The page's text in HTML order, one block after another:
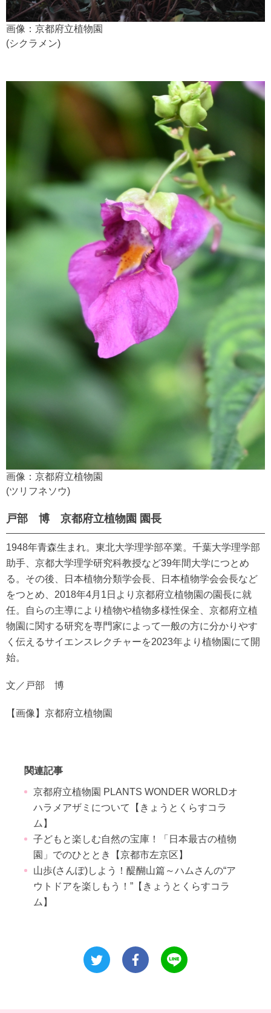
画像：京都府立植物園
(シクラメン)
画像：京都府立植物園
(ツリフネソウ)
戸部 博 京都府立植物園 園長
1948年青森生まれ。東北大学理学部卒業。千葉大学理学部
助手、京都大学理学研究科教授など39年間大学につとめ
る。その後、日本植物分類学会長、日本植物学会会長など
をつとめ、2018年4月1日より京都府立植物園の園長に就
任。自らの主導により植物や植物多様性保全、京都府立植
物園に関する研究を専門家によって一般の方に分かりやす
く伝えるサイエンスレクチャーを2023年より植物園にて開
始。
文／戸部 博
【画像】京都府立植物園
関連記事
京都府立植物園 PLANTS WONDER WORLDオ
ハラメアザミについて【きょうとくらすコラ
ム】
子どもと楽しむ自然の宝庫！「日本最古の植物
園」でのひととき【京都市左京区】
山歩(さんぽ)しよう！醍醐山篇～ハムさんの“ア
ウトドアを楽しもう！”【きょうとくらすコラ
ム】